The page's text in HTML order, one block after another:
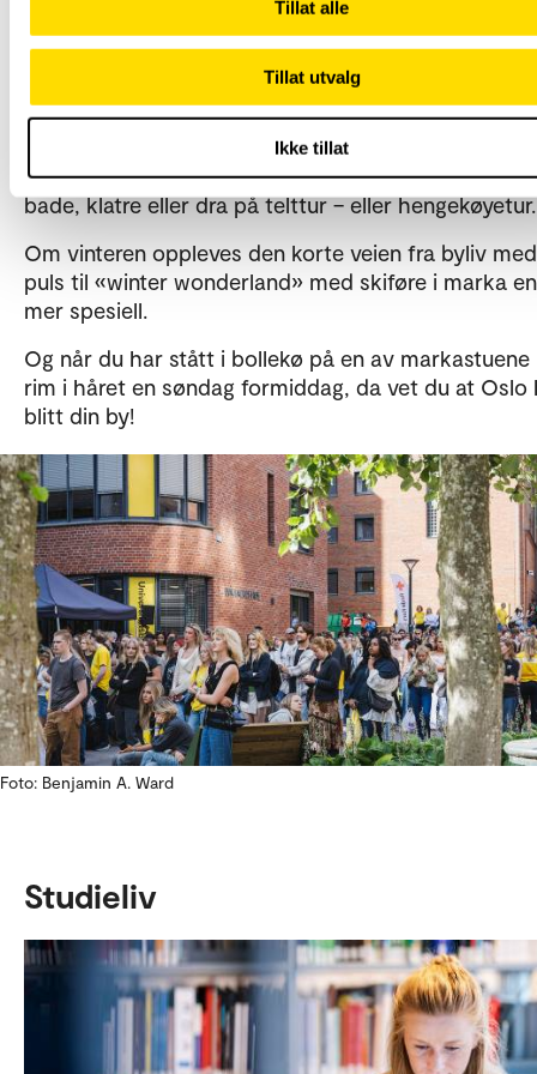
Tillat alle
Tillat utvalg
Ikke tillat
Mange som kommer fra andre steder i landet, blir
overrasket over hvor enkelt du kan komme deg til
og hvor kort tid det tar med buss eller t-bane.
I marka venter et enormt nett av turveier og stier
som vil løpe, sykle eller gå søndagstur. Du kan
bade, klatre eller dra på telttur – eller hengekøyetur.
Om vinteren oppleves den korte veien fra byliv
puls til «winter wonderland» med skiføre i marka
mer spesiell.
Og når du har stått i bollekø på en av markastuene
rim i håret en søndag formiddag, da vet du at Oslo
blitt din by!
Foto: Benjamin A. Ward
Studieliv